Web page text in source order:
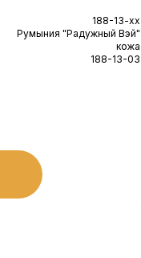
188-13-xx
Румыния "Радужный Вэй"
кожа
188-13-03